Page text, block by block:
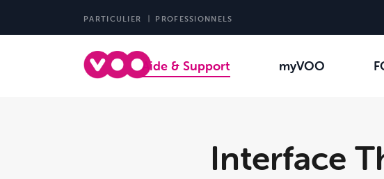
Aide & Support myVOO
PARTICULIER PROFESSIONNELS
Interface